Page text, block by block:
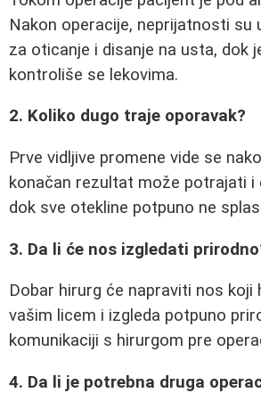
Nakon operacije, neprijatnosti su
za oticanje i disanje na usta, dok
kontroliše se lekovima.
2. Koliko dugo traje oporavak?
Prve vidljive promene vide se
konačan rezultat može potrajati i
dok sve otekline potpuno ne
3. Da li će nos izgledati
Dobar hirurg će napraviti nos koji
vašim licem i izgleda potpuno
komunikaciji s hirurgom pre
4. Da li je potrebna druga